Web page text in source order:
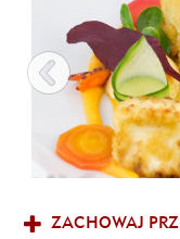
ZACHOWAJ